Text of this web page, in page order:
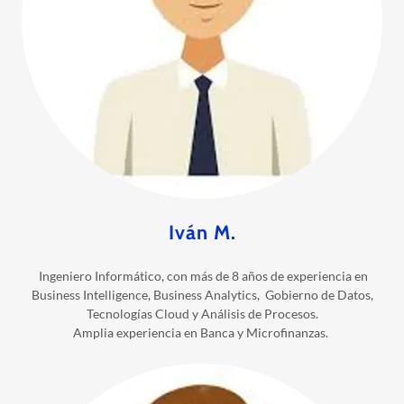
Iván M.
Ingeniero Informático, con más de 8 años de experiencia en
Business Intelligence, Business Analytics, Gobierno de Datos,
Tecnologías Cloud y Análisis de Procesos.
Amplia experiencia en Banca y Microfinanzas.